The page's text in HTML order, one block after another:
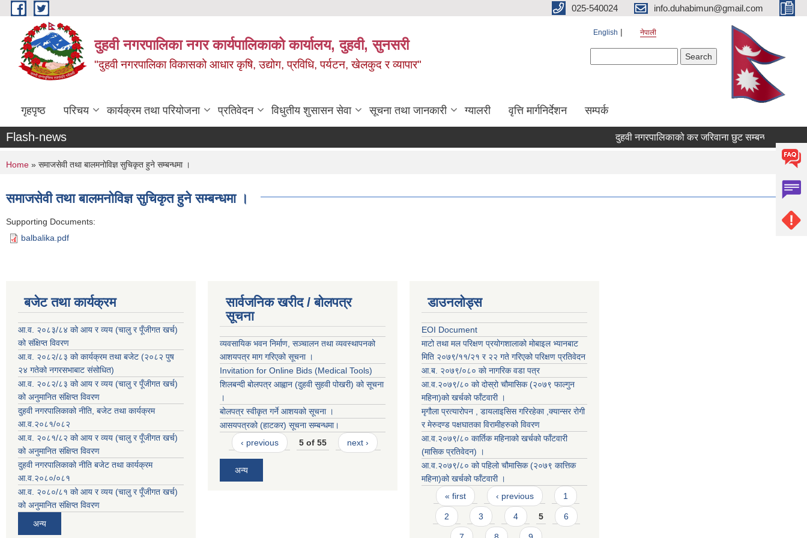
Skip to main content 025-540024 info.duhabimun@gmail.com
दुहवी नगरपालिका नगर कार्यपालिकाको कार्यालय, दुहवी, सुनसरी
"दुहवी नगरपालिका विकासको आधार कृषि, उद्योग, प्रविधि, पर्यटन, खेलकुद र व्यापार"
English नेपाली
गृहपृष्ठ परिचय कार्यक्रम तथा परियोजना प्रतिवेदन विधुतीय शुसासन सेवा सूचना तथा जानकारी ग्यालरी वृत्ति मार्गनिर्देशन सम्पर्क
Flash-news दुहवी नगरपालिकाको कर जरिवाना छुट सम्बन्धी सूचना ।
You are here
Home » समाजसेवी तथा बालमनोविज्ञ सुचिकृत हुने सम्बन्धमा ।
समाजसेवी तथा बालमनोविज्ञ सुचिकृत हुने सम्बन्धमा ।
Supporting Documents:
balbalika.pdf
बजेट तथा कार्यक्रम
आ.व. २०८३/८४ को आय र व्यय (चालु र पूँजीगत खर्च)
को संक्षिप्त विवरण
आ.व. २०८२/८३ को कार्यक्रम तथा बजेट (२०८२ पुष
२४ गतेको नगरसभाबाट संसोधित)
आ.व. २०८२/८३ को आय र व्यय (चालु र पूँजीगत खर्च)
को अनुमानित संक्षिप्त विवरण
दुहवी नगरपालिकाको नीति, बजेट तथा कार्यक्रम
आ.व.२०८१/०८२
आ.व. २०८१/८२ को आय र व्यय (चालु र पूँजीगत खर्च)
को अनुमानित संक्षिप्त विवरण
दुहवी नगरपालिकाको नीति बजेट तथा कार्यक्रम
आ.व.२०८०/०८१
आ.व. २०८०/८१ को आय र व्यय (चालु र पूँजीगत खर्च)
को अनुमानित संक्षिप्त विवरण
अन्य
सार्वजनिक खरीद / बोलपत्र
सूचना
व्यवसायिक भवन निर्माण, सञ्चालन तथा व्यवस्थापनको
आशयपत्र माग गरिएको सूचना ।
Invitation for Online Bids (Medical Tools)
शिलबन्दी बोलपत्र आह्वान (दुहवी सुहवी पोखरी) को सूचना
।
बोलपत्र स्वीकृत गर्ने आशयको सूचना ।
आसयपत्रको (हाटकर) सूचना सम्बन्धमा।
‹ previous
5 of 55 next ›
अन्य
डाउनलोड्स
EOI Document
माटो तथा मल परिक्षण प्रयोगशालाको मोबाइल भ्यानबाट
मिति २०७९/११/२१ र २२ गते गरिएको परिक्षण प्रतिवेदन
आ.ब. २०७९/०८० काे नागरिक वडा पत्र
आ.व.२०७९/८० को दोस्रो चौमासिक (२०७९ फाल्गुन
महिना)को खर्चको फाँटवारी ।
मृगौला प्रत्यारोपन , डायलाइसिस गरिरहेका ,क्यान्सर रोगी
र मेरुदण्ड पक्षघातका विरामीहरुको विवरण
आ.व.२०७९/८० कार्तिक महिनाको खर्चको फाँटवारी
(मासिक प्रतिवेदन) ।
आ.व.२०७९/८० को पहिलो चौमासिक (२०७९ कात्तिक
महिना)को खर्चको फाँटवारी ।
Pages
« first ‹ previous 1
2 3 4 5 6